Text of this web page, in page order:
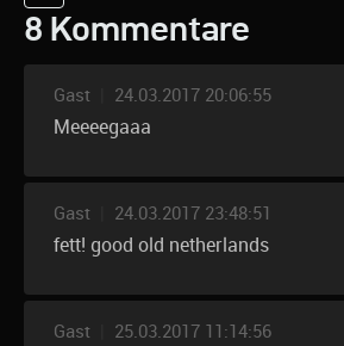
8 Kommentare
Gast 24.03.2017 20:06:55
Meeeegaaa
Gast 24.03.2017 23:48:51
fett! good old netherlands
Gast 25.03.2017 11:14:56